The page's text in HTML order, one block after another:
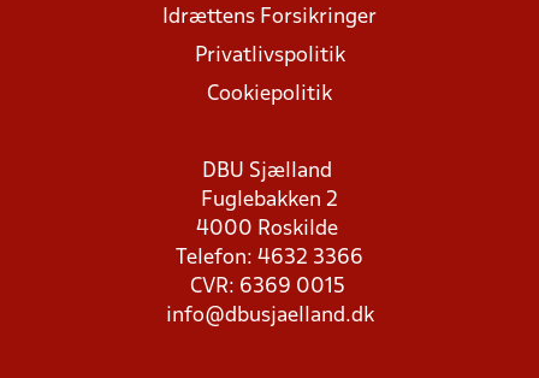
Idrættens Forsikringer
Privatlivspolitik
Cookiepolitik
DBU Sjælland
Fuglebakken 2
4000 Roskilde
Telefon: 4632 3366
CVR: 6369 0015
info@dbusjaelland.dk